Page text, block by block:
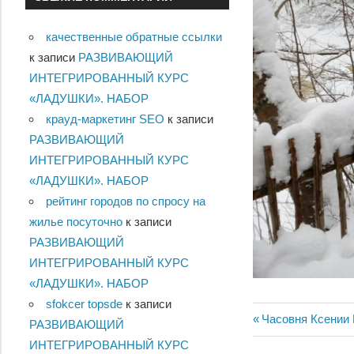
Предыдущий:
Часовня Ксении
качественные обратные ссылки
к записи РАЗВИВАЮЩИЙ
ИНТЕГРИРОВАННЫЙ КУРС
«ЛАДУШКИ». НАБОР
крауд-маркетинг SEO к записи
РАЗВИВАЮЩИЙ
ИНТЕГРИРОВАННЫЙ КУРС
«ЛАДУШКИ». НАБОР
рейтинг городов по спросу на
жилье посуточнок записи
РАЗВИВАЮЩИЙ
ИНТЕГРИРОВАННЫЙ КУРС
«ЛАДУШКИ». НАБОР
sfokcer topsdeк записи
РАЗВИВАЮЩИЙ
ИНТЕГРИРОВАННЫЙ КУРС